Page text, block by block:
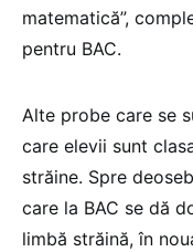
matematică”,
pentru BAC.
Alte probe care se
care elevii sunt
străine. Spre
care la BAC se dă
limbă străină, în